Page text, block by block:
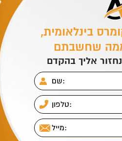
בינלאומית,
שחשבתם
אליך בהקדם